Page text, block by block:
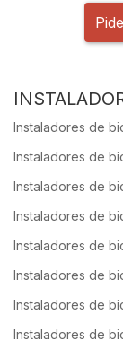
Instaladores de
Instaladores de
Instaladores de
Instaladores de
Instaladores de
Instaladores de
Instaladores de
Instaladores de